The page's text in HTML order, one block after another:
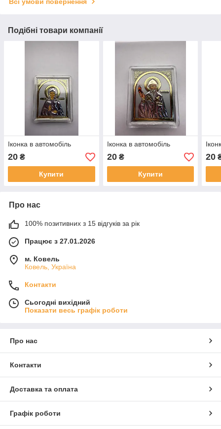
Подібні товари компанії
Іконка в автомобіль
20 ₴
Купити
Іконка в автомобіль
20₴
Купити
20
Про нас
100% позитивних з 15 відгуків за рік
Працює з 27.01.2026
м. Ковель
Ковель, Україна
Контакти
Сьогодні вихідний
Показати весь графік роботи
Про нас
Контакти
Доставка та оплата
Графік роботи